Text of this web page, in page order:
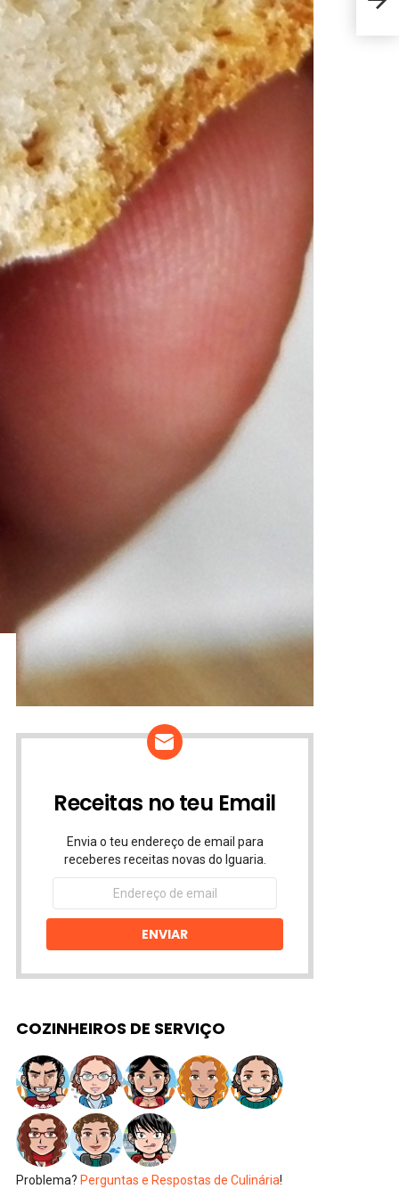
Receitas no teu Email
Envia o teu endereço de email para
receberes receitas novas do Iguaria.
Endereço
email
ENVIAR
COZINHEIROS DE SERVIÇO
Problema? Perguntas e Respostas de Culinária!